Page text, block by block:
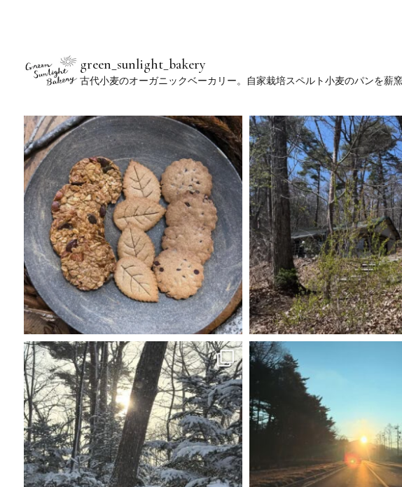
green_sunlight_bakery
古代小麦のオーガニックベーカリー。自家栽培スペルト小麦のパンを薪